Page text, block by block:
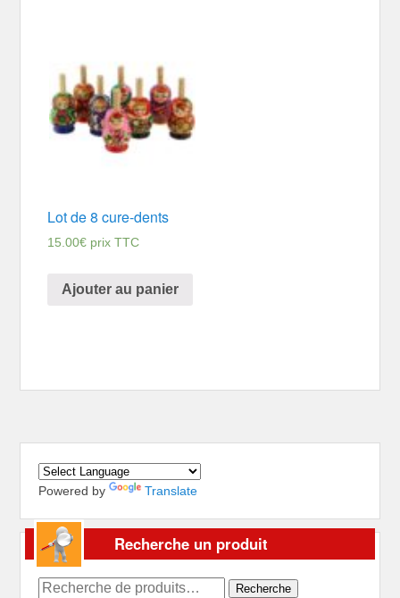
Lot de 8 cure-dents
15.00€ prix TTC
Ajouter au panier
Powered by Translate
Recherche un produit
Recherche Recherche